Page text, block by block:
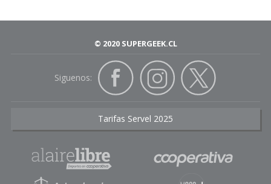
© 2020 SUPERGEEK.CL
Siguenos:
Tarifas Servel 2025